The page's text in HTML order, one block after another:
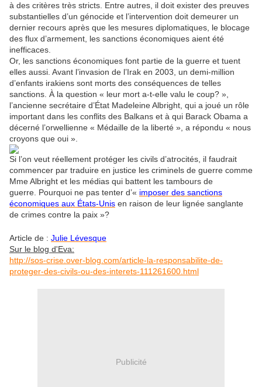
à des critères très stricts. Entre autres, il doit exister des preuves
substantielles d’un génocide et l’intervention doit demeurer un
dernier recours après que les mesures diplomatiques, le blocage
des flux d’armement, les sanctions économiques aient été
inefficaces.
Or, les sanctions économiques font partie de la guerre et tuent
elles aussi. Avant l’invasion de l’Irak en 2003, un demi-million
d’enfants irakiens sont morts des conséquences de telles
sanctions. À la question « leur mort a-t-elle valu le coup? »,
l’ancienne secrétaire d’État Madeleine Albright, qui a joué un rôle
important dans les conflits des Balkans et à qui Barack Obama a
décerné l’orwellienne « Médaille de la liberté », a répondu « nous
croyons que oui ».
Si l’on veut réellement protéger les civils d’atrocités, il faudrait
commencer par traduire en justice les criminels de guerre comme
Mme Albright et les médias qui battent les tambours de
guerre. Pourquoi ne pas tenter d’« imposer des sanctions
économiques aux États-Unis en raison de leur lignée sanglante
de crimes contre la paix »?
Article de : Julie Lévesque
Sur le blog d'Eva:
http://sos-crise.over-blog.com/article-la-responsabilite-de-
proteger-des-civils-ou-des-interets-111261600.html
Publicité